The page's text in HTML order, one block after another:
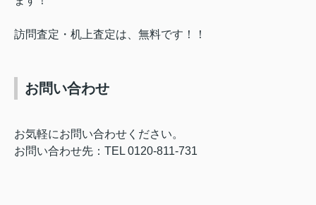
訪問査定・机上査定は、無料です！！
お問い合わせ
お気軽にお問い合わせください。
お問い合わせ先：TEL 0120-811-731